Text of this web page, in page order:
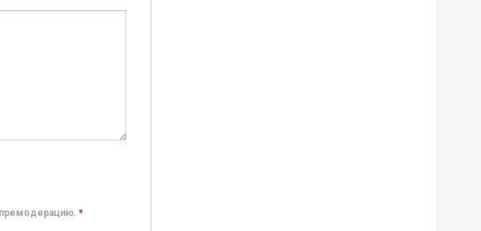
премодерацию. *